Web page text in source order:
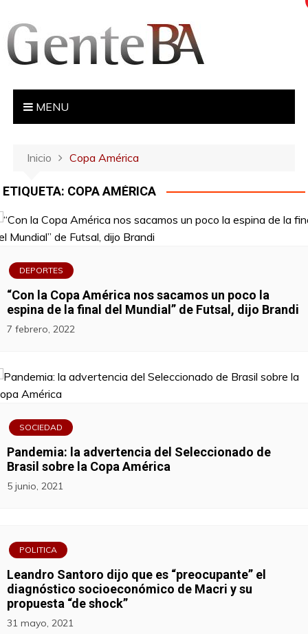
e
n
MENU
Inicio Copa América
ETIQUETA: COPA AMÉRICA
DEPORTES
“Con la Copa América nos sacamos un poco la
espina de la final del Mundial” de Futsal, dijo Brandi
7 febrero, 2022
SOCIEDAD
Pandemia: la advertencia del Seleccionado de
Brasil sobre la Copa América
5 junio, 2021
POLITICA
Leandro Santoro dijo que es “preocupante” el
diagnóstico socioeconómico de Macri y su
propuesta “de shock”
31 mayo, 2021